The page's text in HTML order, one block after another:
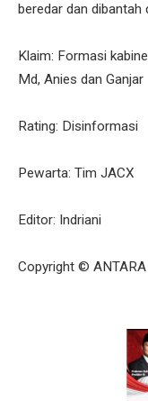
beredar dan dibantah
Klaim: Formasi
Md, Anies dan Ganjar
Rating: Disinformasi
Pewarta: Tim JACX
Editor: Indriani
Copyright ©